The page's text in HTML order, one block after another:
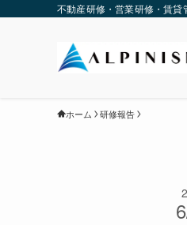
不動産研修・営業研修・賃
ホーム 研修報告